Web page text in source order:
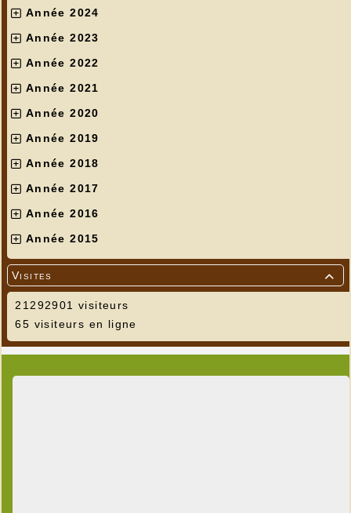
Année 2024
Année 2023
Année 2022
Année 2021
Année 2020
Année 2019
Année 2018
Année 2017
Année 2016
Année 2015

Visites
21292901 visiteurs
65 visiteurs en ligne